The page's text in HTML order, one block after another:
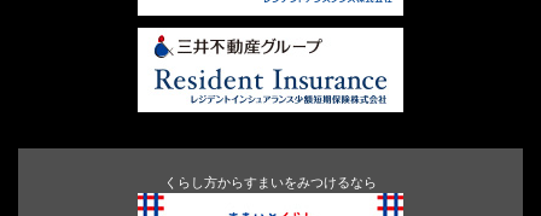
くらし方からすまいをみつけるなら